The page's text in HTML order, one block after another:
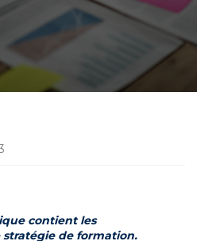
contient les
de formation.